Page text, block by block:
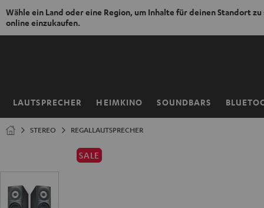
Wähle ein Land oder eine Region, um Inhalte für deinen Standort zu
online einzukaufen.
ZUM
LAUTSPRECHER HEIMKINO SOUNDBARS
Startseite
STEREO REGALLAUTSPRECHER
SALE